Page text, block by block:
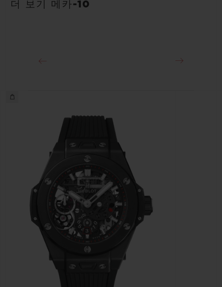
더 보기 메카-10